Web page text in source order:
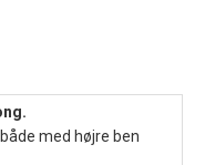
med højre ben